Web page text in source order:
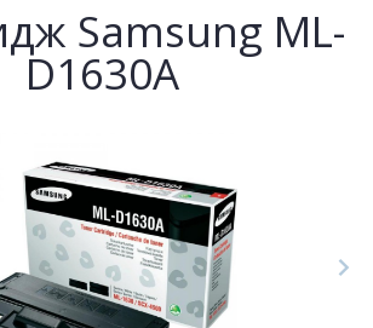
Samsung ML-
D1630A